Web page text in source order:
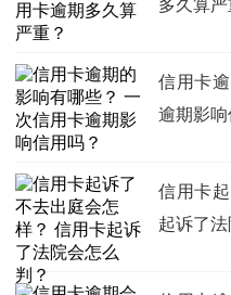
多久算严
信用卡
逾期影响
信用卡
起诉了法